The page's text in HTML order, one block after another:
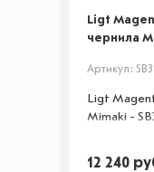
Ligt
чернила
Артикул:
Ligt
Mimaki -
12 240